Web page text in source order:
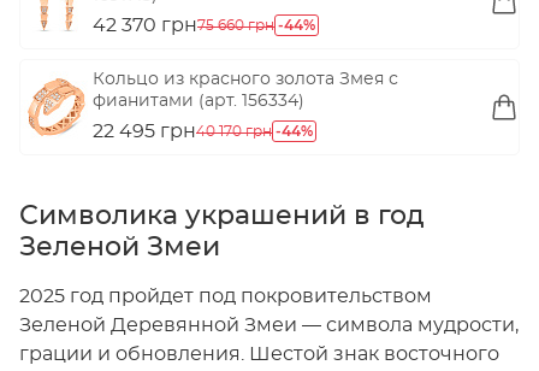
42 370 грн75 660 грн -44%
Кольцо из красного золота Змея с
фианитами (арт. 156334)
22 495 грн40 170 грн -44%
Символика украшений в год
Зеленой Змеи
2025 год пройдет под покровительством
Зеленой Деревянной Змеи — символа мудрости,
грации и обновления. Шестой знак восточного